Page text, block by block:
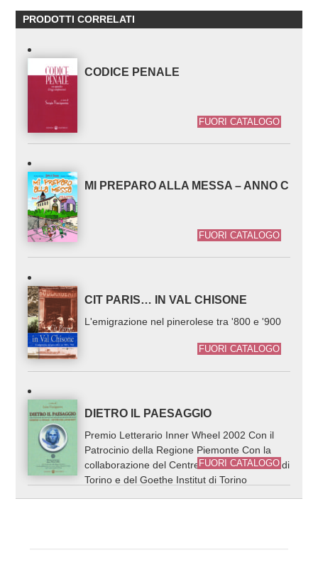
PRODOTTI CORRELATI
CODICE PENALE
FUORI CATALOGO
MI PREPARO ALLA MESSA – ANNO C
FUORI CATALOGO
CIT PARIS… IN VAL CHISONE
L'emigrazione nel pinerolese tra '800 e '900
FUORI CATALOGO
DIETRO IL PAESAGGIO
Premio Letterario Inner Wheel 2002 Con il
Patrocinio della Regione Piemonte Con la
collaborazione del Centre Culturel Francais di
Torino e del Goethe Institut di Torino
FUORI CATALOGO